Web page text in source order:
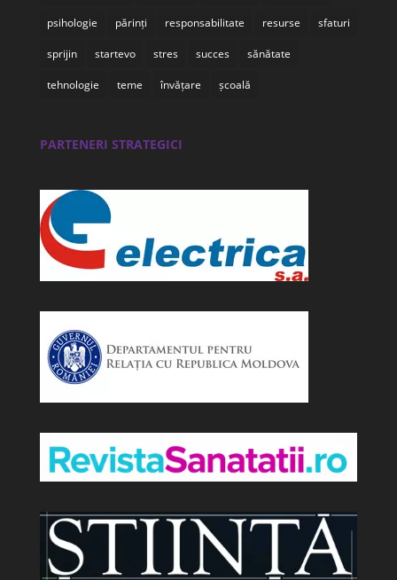
psihologie părinți responsabilitate resurse sfaturi
sprijin startevo stres succes sănătate
tehnologie teme învățare școală
PARTENERI STRATEGICI